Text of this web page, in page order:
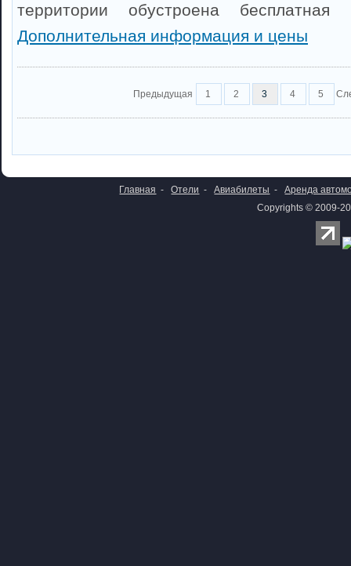
территории обустроена бесплатная
Дополнительная информация и цены
Предыдущая 1 2 3 4 5
Главная - Отели - Авиабилеты -
Аренда
Copyrights © 2009-